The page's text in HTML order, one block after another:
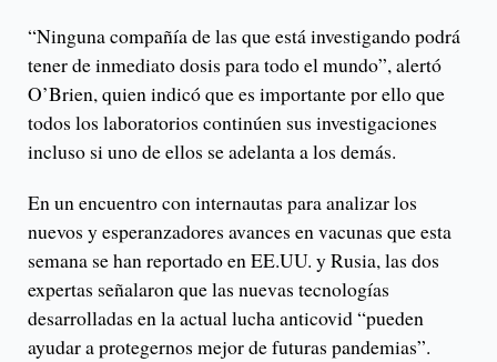
“Ninguna compañía de las que está investigando podrá
tener de inmediato dosis para todo el mundo”, alertó
O’Brien, quien indicó que es importante por ello que
todos los laboratorios continúen sus investigaciones
incluso si uno de ellos se adelanta a los demás.
En un encuentro con internautas para analizar los
nuevos y esperanzadores avances en vacunas que esta
semana se han reportado en EE.UU. y Rusia, las dos
expertas señalaron que las nuevas tecnologías
desarrolladas en la actual lucha anticovid “pueden
ayudar a protegernos mejor de futuras pandemias”.